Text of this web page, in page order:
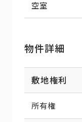
空室
物件詳細
敷地権利
所有権